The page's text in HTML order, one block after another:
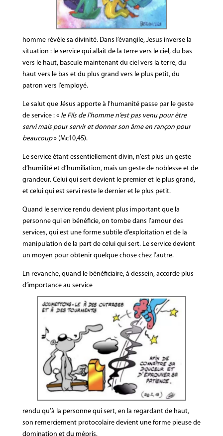
homme révèle sa divinité. Dans l’évangile, Jesus inverse la
situation : le service qui allait de la terre vers le ciel, du bas
vers le haut, bascule maintenant du ciel vers la terre, du
haut vers le bas et du plus grand vers le plus petit, du
patron vers l’employé.
Le salut que Jésus apporte à l’humanité passe par le geste
de service : « le Fils de l’homme n’est pas venu pour être
servi mais pour servir et donner son âme en rançon pour
beaucoup» (Mc10,45).
Le service étant essentiellement divin, n’est plus un geste
d’humilité et d’humiliation, mais un geste de noblesse et de
grandeur. Celui qui sert devient le premier et le plus grand,
et celui qui est servi reste le dernier et le plus petit.
Quand le service rendu devient plus important que la
personne qui en bénéficie, on tombe dans l’amour des
services, qui est une forme subtile d’exploitation et de la
manipulation de la part de celui qui sert. Le service devient
un moyen pour obtenir quelque chose chez l’autre.
En revanche, quand le bénéficiaire, à dessein, accorde plus
d’importance au service
rendu qu’à la personne qui sert, en la regardant de haut,
son remerciement protocolaire devient une forme pieuse de
domination et du mépris.